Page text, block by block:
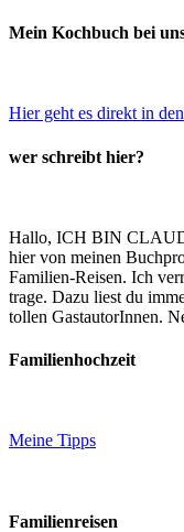
Mein Kochbuch bei
Hier geht es direkt in
wer schreibt hier?
Hallo, ICH BIN
hier von meinen
Familien-Reisen. Ich
trage. Dazu liest du
tollen GastautorInnen.
Familienhochzeit
Meine Tipps
Familienreisen